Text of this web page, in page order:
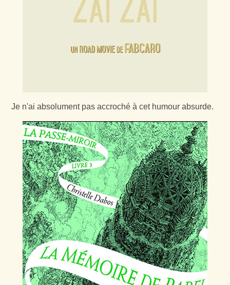
Je n'ai absolument pas accroché à cet humour absurde.